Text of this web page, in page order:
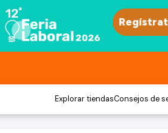
Explorar tiendasConsejos de